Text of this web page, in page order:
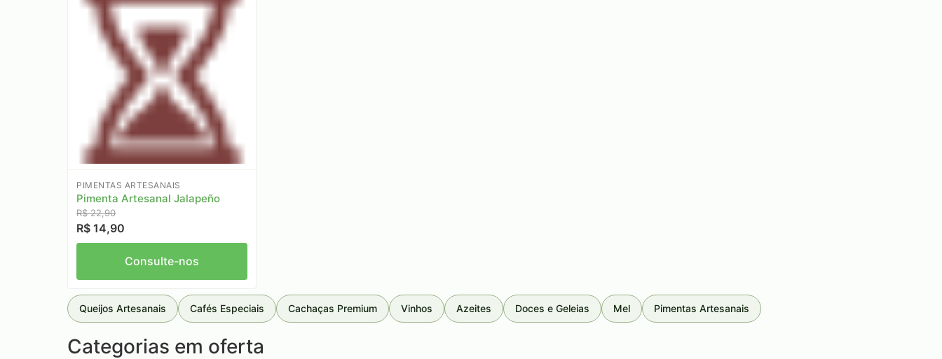
PIMENTAS ARTESANAIS
Pimenta Artesanal Jalapeño
R$ 22,90
R$ 14,90
Consulte-nos
Queijos Artesanais Cafés Especiais Cachaças Premium Vinhos Azeites Doces e Geleias Mel Pimentas Artesanais
Categorias em oferta